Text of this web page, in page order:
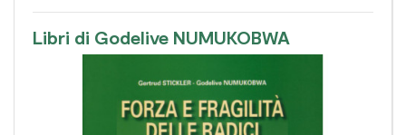
Libri di Godelive NUMUKOBWA